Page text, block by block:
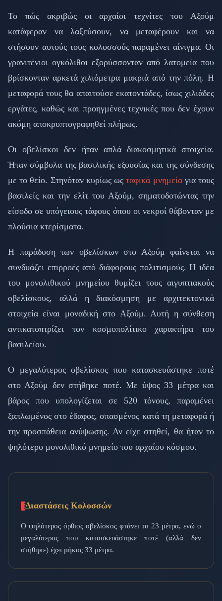
Το πώς ακριβώς οι αρχαίοι τεχνίτες του Αξούμ
κατάφεραν να λαξεύσουν, να μεταφέρουν και να
στήσουν αυτούς τους κολοσσούς παραμένει αίνιγμα. Οι
γρανιτένιοι ογκόλιθοι εξορύσσονταν από λατομεία που
βρίσκονταν αρκετά χιλιόμετρα μακριά από την πόλη. Η
μεταφορά τους θα απαιτούσε εκατοντάδες, ίσως χιλιάδες
εργάτες, καθώς και προηγμένες τεχνικές που δεν έχουν
ακόμη αποκρυπτογραφηθεί πλήρως.
Οι οβελίσκοι δεν ήταν απλά διακοσμητικά στοιχεία.
Ήταν σύμβολα της βασιλικής εξουσίας και της σύνδεσης
με το θείο. Στηνόταν κυρίως ωςταφικά μνημείαγια τους
βασιλείς και την ελίτ του Αξούμ, σηματοδοτώντας την
είσοδο σε υπόγειους τάφους όπου οι νεκροί θάβονταν με
πλούσια κτερίσματα.
Η παράδοση των οβελίσκων στο Αξούμ φαίνεται να
συνδυάζει επιρροές από διάφορους πολιτισμούς. Η ιδέα
του μονολιθικού μνημείου θυμίζει τους αιγυπτιακούς
οβελίσκους, αλλά η διακόσμηση με αρχιτεκτονικά
στοιχεία είναι μοναδική στο Αξούμ. Αυτή η σύνθεση
αντικατοπτρίζει τον κοσμοπολίτικο χαρακτήρα του
βασιλείου.
Ο μεγαλύτερος οβελίσκος που κατασκευάστηκε ποτέ
στο Αξούμ δεν στήθηκε ποτέ. Με ύψος 33 μέτρα και
βάρος που υπολογίζεται σε 520 τόνους, παραμένει
ξαπλωμένος στο έδαφος, σπασμένος κατά τη μεταφορά ή
την προσπάθεια ανύψωσης. Αν είχε στηθεί, θα ήταν το
ψηλότερο μονολιθικό μνημείο του αρχαίου κόσμου.
Διαστάσεις Κολοσσών
Ο ψηλότερος όρθιος οβελίσκος φτάνει τα 23 μέτρα, ενώ ο
μεγαλύτερος που κατασκευάστηκε ποτέ (αλλά δεν
στήθηκε) έχει μήκος 33 μέτρα.